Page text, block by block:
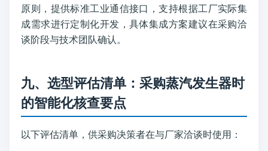
原则，提供标准工业通信接口，支持根据工厂实际集
成需求进行定制化开发，具体集成方案建议在采购洽
谈阶段与技术团队确认。
九、选型评估清单：采购蒸汽发生器时
的智能化核查要点
以下评估清单，供采购决策者在与厂家洽谈时使用：